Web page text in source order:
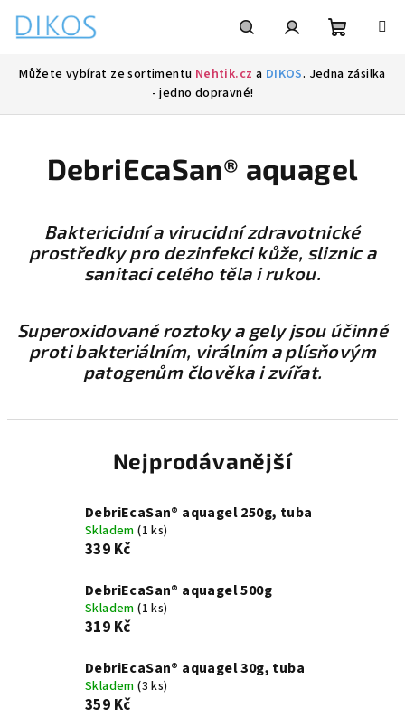
obsah
Můžete vybírat ze sortimentu Nehtik.cz a DIKOS. Jedna zásilka
- jedno dopravné!
DebriEcaSan® aquagel
Baktericidní a virucidní zdravotnické
prostředky pro dezinfekci kůže, sliznic a
sanitaci celého těla i rukou.
Superoxidované roztoky a gely jsou účinné
proti bakteriálním, virálním a plísňovým
patogenům člověka i zvířat.
Nejprodávanější
DebriEcaSan® aquagel 250g, tuba
Skladem(1 ks)
339 Kč
DebriEcaSan® aquagel 500g
Skladem(1 ks)
319 Kč
DebriEcaSan® aquagel 30g, tuba
Skladem(3 ks)
359 Kč